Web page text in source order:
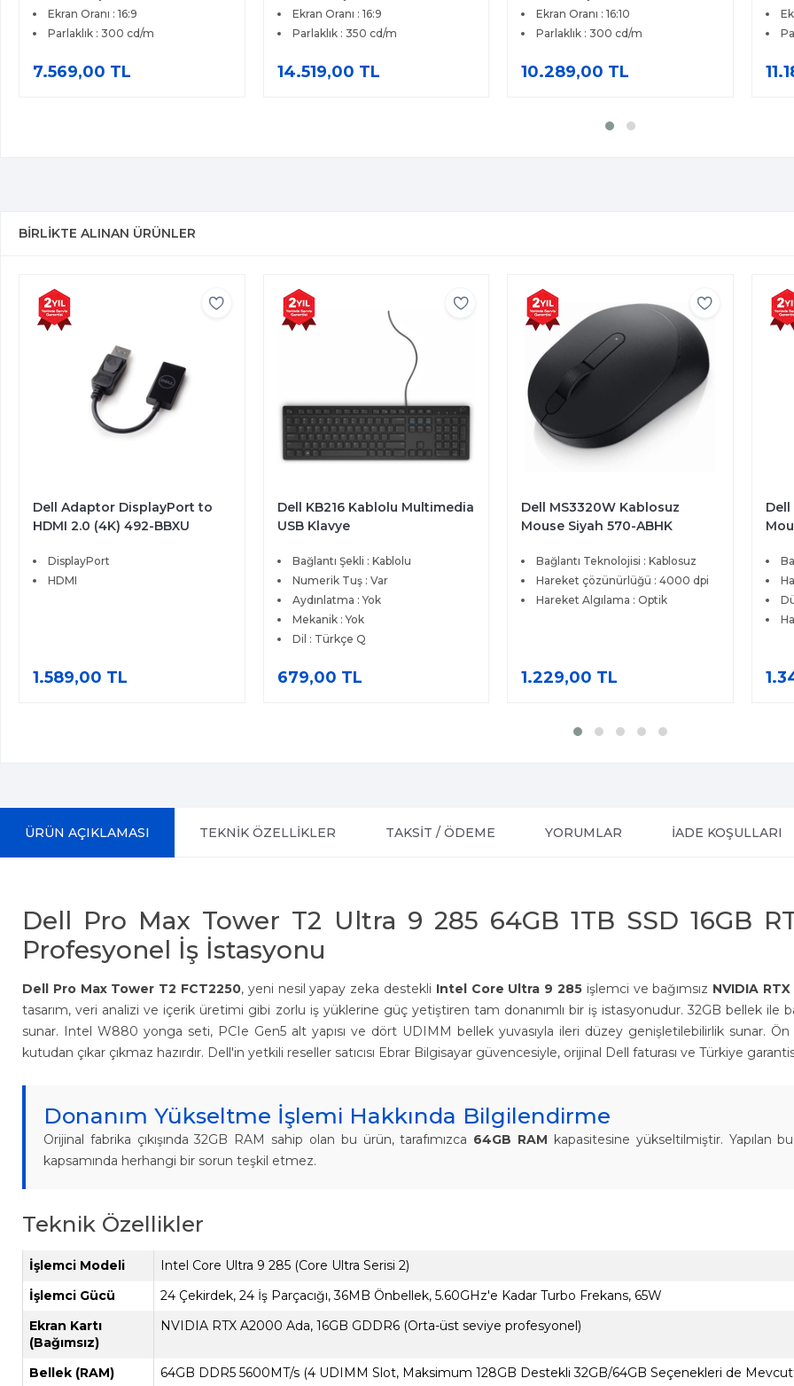
Ekran Oranı : 16:9
Parlaklık : 300 cd/m
7.569,00 TL
Ekran Oranı : 16:9
Parlaklık : 350 cd/m
14.519,00 TL
Ekran Oranı : 16:10
Parlaklık : 300 cd/m
10.289,00 TL
BIRLIKTE ALINAN ÜRÜNLER
Dell Adaptor DisplayPort to
HDMI 2.0 (4K) 492-BBXU
DisplayPort
HDMI
1.589,00 TL
Dell KB216 Kablolu Multimedia
USB Klavye
Bağlantı Şekli : Kablolu
Numerik Tuş : Var
Aydınlatma : Yok
Mekanik : Yok
Dil : Türkçe Q
679,00 TL
Dell MS3320W Kablosuz
Mouse Siyah 570-ABHK
Bağlantı Teknolojisi : Kablosuz
Hareket çözünürlüğü : 4000 dpi
Hareket Algılama : Optik
1.229,00 TL
Dell
ÜRÜN AÇIKLAMASI TEKNİK ÖZELLİKLER TAKSİT / ÖDEME YORUMLAR İADE KOŞULLARI
Dell Pro Max Tower T2 Ultra 9 285 64GB 1TB SSD 16GB
Profesyonel İş İstasyonu
Dell Pro Max Tower T2 FCT2250, yeni nesil yapay zeka destekli Intel Core Ultra 9 285işlemci ve bağımsız NVIDIA
tasarım, veri analizi ve içerik üretimi gibi zorlu iş yüklerine güç yetiştiren tam donanımlı bir iş istasyonudur. 32GB bellek
sunar. Intel W880 yonga seti, PCIe Gen5 alt yapısı ve dört UDIMM bellek yuvasıyla ileri düzey genişletilebilirlik sunar. Ön
kutudan çıkar çıkmaz hazırdır. Dell'in yetkili reseller satıcısı Ebrar Bilgisayar güvencesiyle, orijinal Dell faturası ve Türkiye
Donanım Yükseltme İşlemi Hakkında Bilgilendirme
Orijinal fabrika çıkışında 32GB RAM sahip olan bu ürün, tarafımızca 64GB RAM kapasitesine yükseltilmiştir. Yapılan
kapsamında herhangi bir sorun teşkil etmez.
Teknik Özellikler
İşlemci Modeli
Intel Core Ultra 9 285 (Core Ultra Serisi 2)
İşlemci Gücü
24 Çekirdek, 24 İş Parçacığı, 36MB Önbellek, 5.60GHz'e Kadar Turbo Frekans, 65W
Ekran Kartı
(Bağımsız)
NVIDIA RTX A2000 Ada, 16GB GDDR6 (Orta-üst seviye profesyonel)
Bellek (RAM) 64GB DDR5 5600MT/s (4 UDIMM Slot, Maksimum 128GB Destekli 32GB/64GB Seçenekleri de